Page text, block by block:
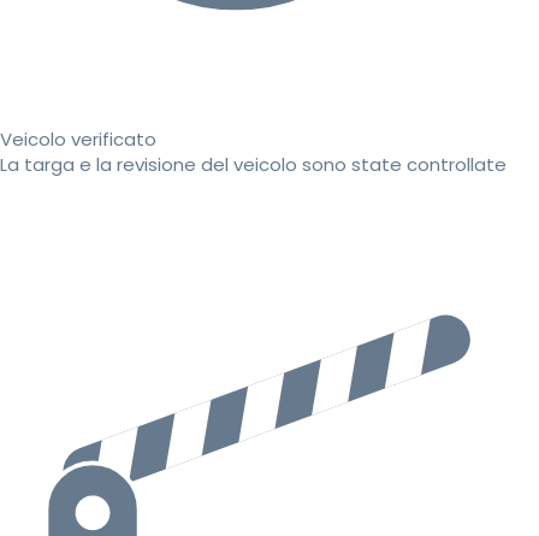
Veicolo verificato
La targa e la revisione del veicolo sono state controllate